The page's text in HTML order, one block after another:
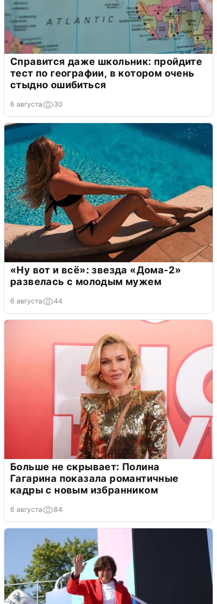
Справится даже школьник: пройдите
тест по географии, в котором очень
стыдно ошибиться
6 августа 30
«Ну вот и всё»: звезда «Дома-2»
развелась с молодым мужем
6 августа 44
Больше не скрывает: Полина
Гагарина показала романтичные
кадры с новым избранником
6 августа 84